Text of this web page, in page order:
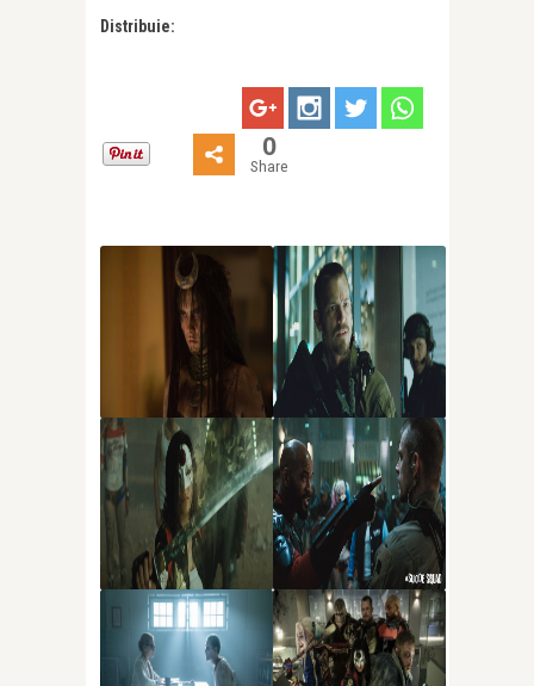
Distribuie:
0
Share